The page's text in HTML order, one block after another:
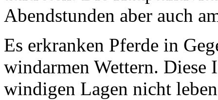
Abendstunden aber auch
Es erkranken Pferde in
windarmen Wettern. Diese
windigen Lagen nicht